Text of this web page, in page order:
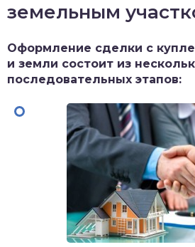
земельным
Оформление сделки с
и земли состоит из
последовательных этапов: